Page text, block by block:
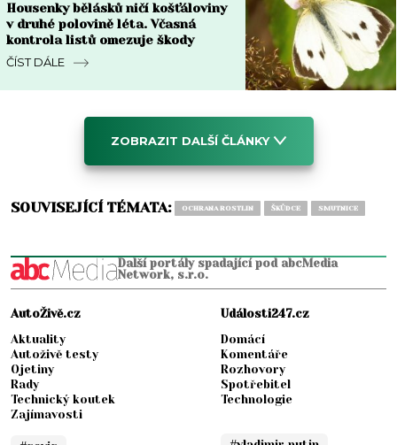
Housenky bělásků ničí košťáloviny
v druhé polovině léta. Včasná
kontrola listů omezuje škody
ČÍST DÁLE
ZOBRAZIT DALŠÍ ČLÁNKY
SOUVISEJÍCÍ TÉMATA: OCHRANA ROSTLIN ŠKŮDCE SMUTNICE
Další portály spadající pod abcMedia
Network, s.r.o.
AutoŽivě.cz
Aktuality
Autoživě testy
Ojetiny
Rady
Technický koutek
Zajímavosti
Události247.cz
Domácí
Komentáře
Rozhovory
Spotřebitel
Technologie